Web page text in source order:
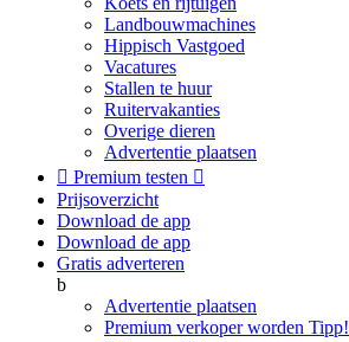
Landbouwmachines
Hippisch Vastgoed
Vacatures
Stallen te huur
Ruitervakanties
Overige dieren
Advertentie plaatsen
 Premium testen 
Prijsoverzicht
Download de app
Download de app
Gratis adverteren
b
Advertentie plaatsen
Premium verkoper worden Tipp!